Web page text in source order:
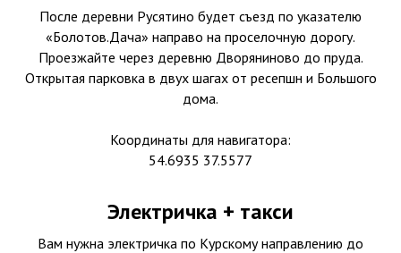
После деревни Русятино будет съезд по указателю
«Болотов.Дача» направо на проселочную дорогу.
Проезжайте через деревню Дворяниново до пруда.
Открытая парковка в двух шагах от ресепшн и Большого
дома.
Координаты для навигатора:
54.6935 37.5577
Электричка + такси
Вам нужна электричка по Курскому направлению до